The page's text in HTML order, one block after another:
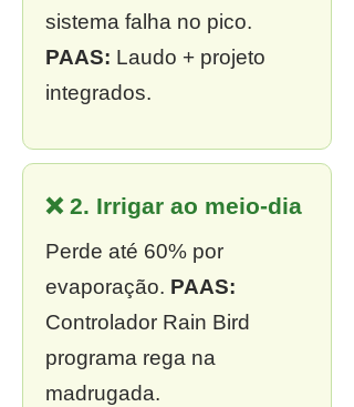
sistema falha no pico.
PAAS: Laudo + projeto
integrados.
❌ 2. Irrigar ao meio-dia
Perde até 60% por
evaporação. PAAS:
Controlador Rain Bird
programa rega na
madrugada.